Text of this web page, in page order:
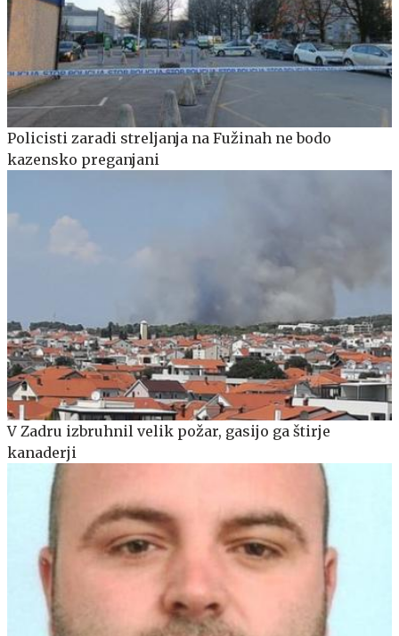
Policisti zaradi streljanja na Fužinah ne bodo
kazensko preganjani
V Zadru izbruhnil velik požar, gasijo ga štirje
kanaderji